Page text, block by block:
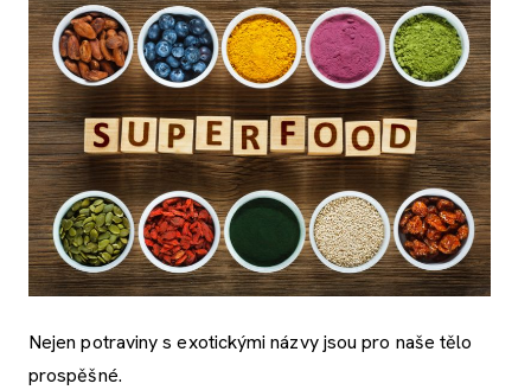
Nejen potraviny s exotickými názvy jsou pro naše tělo
prospěšné.